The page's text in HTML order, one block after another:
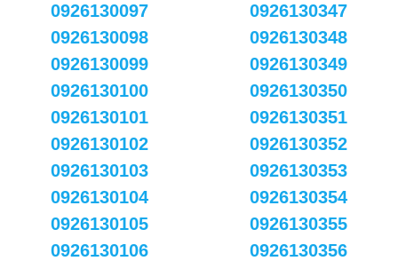
0926130097
0926130098
0926130099
0926130100
0926130101
0926130102
0926130103
0926130104
0926130105
0926130106
0926130347
0926130348
0926130349
0926130350
0926130351
0926130352
0926130353
0926130354
0926130355
0926130356